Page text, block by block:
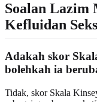
Soalan Lazim
Kefluidan
Adakah skor
bolehkah ia
Tidak, skor Skala